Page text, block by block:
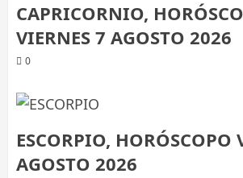
CAPRICORNIO,
VIERNES 7 AGOSTO 2026
0
ESCORPIO, HORÓSCOPO
AGOSTO 2026